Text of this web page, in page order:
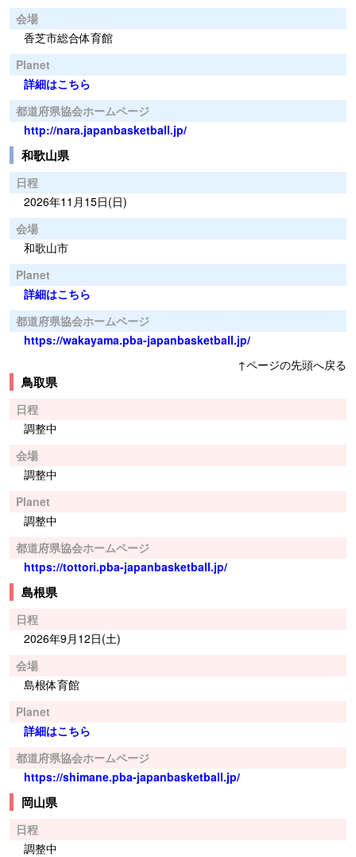
会場
香芝市総合体育館
Planet
詳細はこちら
都道府県協会ホームページ
http://nara.japanbasketball.jp/
和歌山県
日程
2026年11月15日(日)
会場
和歌山市
Planet
詳細はこちら
都道府県協会ホームページ
https://wakayama.pba-japanbasketball.jp/
↑ページの先頭へ戻る
鳥取県
日程
調整中
会場
調整中
Planet
調整中
都道府県協会ホームページ
https://tottori.pba-japanbasketball.jp/
島根県
日程
2026年9月12日(土)
会場
島根体育館
Planet
詳細はこちら
都道府県協会ホームページ
https://shimane.pba-japanbasketball.jp/
岡山県
日程
調整中